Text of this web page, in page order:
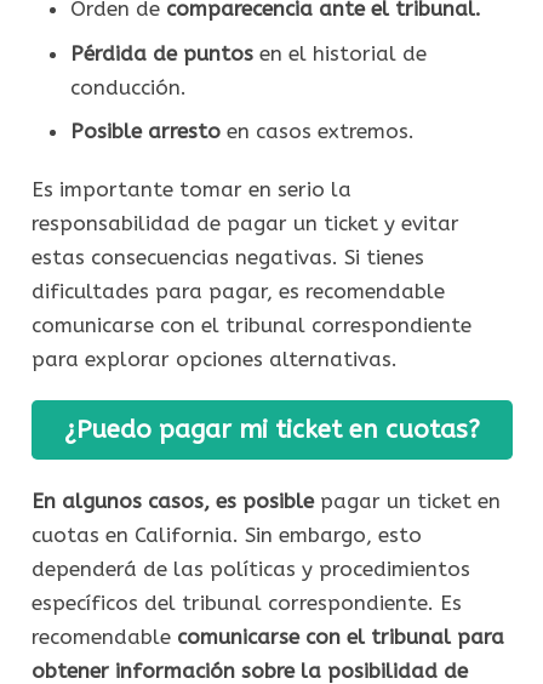
Orden de comparecencia ante el tribunal.
Pérdida de puntosen el historial de
conducción.
Posible arrestoen casos extremos.
Es importante tomar en serio la
responsabilidad de pagar un ticket y evitar
estas consecuencias negativas. Si tienes
dificultades para pagar, es recomendable
comunicarse con el tribunal correspondiente
para explorar opciones alternativas.
¿Puedo pagar mi ticket en cuotas?
En algunos casos, es posiblepagar un ticket en
cuotas en California. Sin embargo, esto
dependerá de las políticas y procedimientos
específicos del tribunal correspondiente. Es
recomendable comunicarse con el tribunal para
obtener información sobre la posibilidad de